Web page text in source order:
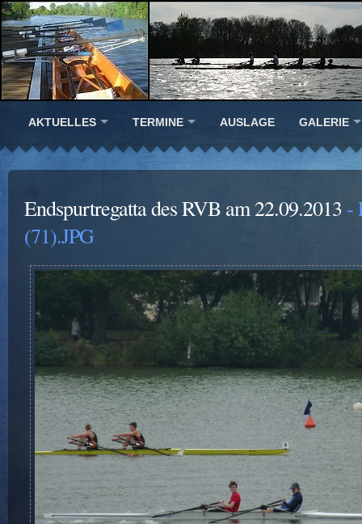
AKTUELLES TERMINE AUSLAGE GALERIE
Endspurtregatta des RVB am 22.09.2013 -
(71).JPG